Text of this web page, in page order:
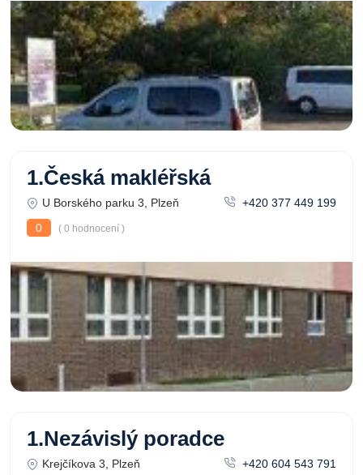
1.Česká makléřská
U Borského parku 3, Plzeň
+420 377 449 199
0
( 0 hodnocení )
1.Nezávislý poradce
Krejčíkova 3, Plzeň
+420 604 543 791